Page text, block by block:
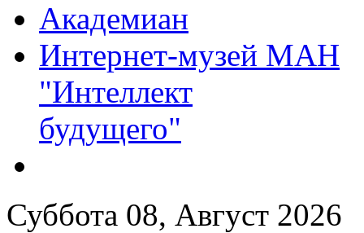
Академиан
Интернет-музей МАН
"Интеллект
будущего"
Суббота 08, Август 2026